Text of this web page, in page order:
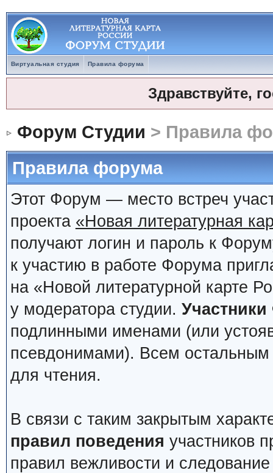
Виртуальная студия Правила форума
Здравствуйте,
Форум Студии > Правила
Правила форума
Этот Форум — место встреч
проекта «Новая литературная
получают логин и пароль к
к участию в работе Форума
на «Новой литературной карте
у модератора студии.
подлинными именами (или
псевдонимами). Всем остальным
для чтения.
В связи с таким закрытым
правил поведения участников
правил вежливости и